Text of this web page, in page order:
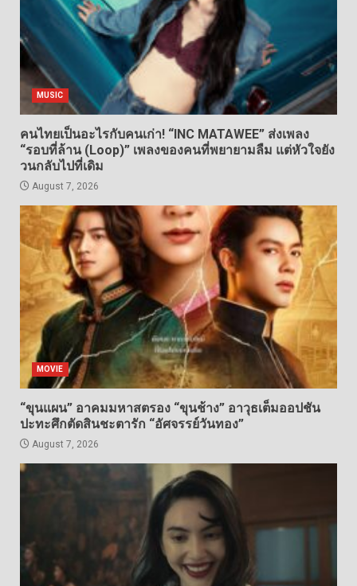
MUSIC
คนไทยเป็นอะไรกับคนเก่า! “INC MATAWEE” ส่งเพลง
“รอบที่ล้าน (Loop)” เพลงของคนที่พยายามลืม แต่หัวใจยัง
วนกลับไปที่เดิม
August 7, 2026
MOVIE
“ขุนแผน” อาคมมหาสตรอง “ขุนช้าง” อาวุธเต็มออปชัน
ปะทะศึกตัดสินชะตารัก “อัศจรรย์วันทอง”
August 7, 2026